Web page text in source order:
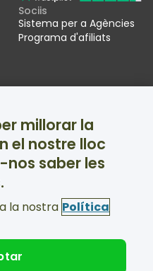
Sociis
Sistema per a Agències
Programa d'afiliats
Facebook
Twitter
millorar la
el nostre lloc
nos saber les
la nostra Política